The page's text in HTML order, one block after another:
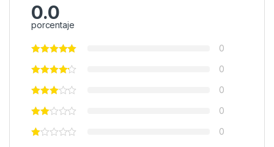
0.0
porcentaje
0
0
0
0
0